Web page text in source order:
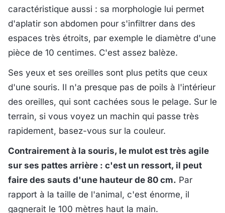
caractéristique aussi : sa morphologie lui permet
d'aplatir son abdomen pour s'infiltrer dans des
espaces très étroits, par exemple le diamètre d'une
pièce de 10 centimes. C'est assez balèze.
Ses yeux et ses oreilles sont plus petits que ceux
d'une souris. Il n'a presque pas de poils à l'intérieur
des oreilles, qui sont cachées sous le pelage. Sur le
terrain, si vous voyez un machin qui passe très
rapidement, basez-vous sur la couleur.
Contrairement à la souris, le mulot est très agile
sur ses pattes arrière : c'est un ressort, il peut
faire des sauts d'une hauteur de 80 cm. Par
rapport à la taille de l'animal, c'est énorme, il
gagnerait le 100 mètres haut la main.